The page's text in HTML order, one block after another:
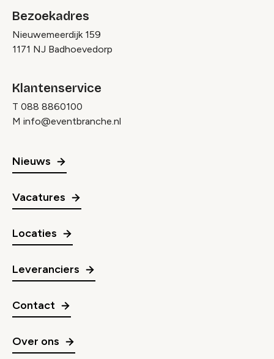
Bezoekadres
Nieuwemeerdijk 159
1171 NJ Badhoevedorp
Klantenservice
T 088 8860100
M info@eventbranche.nl
Nieuws
Vacatures
Locaties
Leveranciers
Contact
Over ons